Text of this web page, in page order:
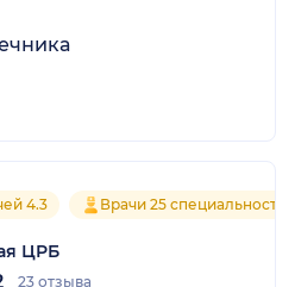
4.3 Врачи 25 специальностей
ЦРБ
23 отзыва